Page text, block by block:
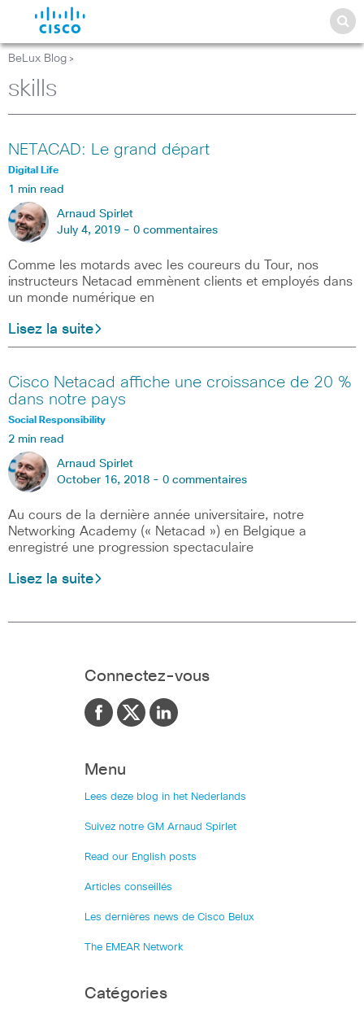
BeLux Blog >
skills
NETACAD: Le grand départ
Digital Life
1 min read
Arnaud Spirlet
July 4, 2019 - 0 commentaires
Comme les motards avec les coureurs du Tour, nos
instructeurs Netacad emmènent clients et employés dans
un monde numérique en
Lisez la suite
Cisco Netacad affiche une croissance de 20 %
dans notre pays
Social Responsibility
2 min read
Arnaud Spirlet
October 16, 2018 - 0 commentaires
Au cours de la dernière année universitaire, notre
Networking Academy (« Netacad ») en Belgique a
enregistré une progression spectaculaire
Lisez la suite
Connectez-vous
Menu
Lees deze blog in het Nederlands
Suivez notre GM Arnaud Spirlet
Read our English posts
Articles conseillés
Les dernières news de Cisco Belux
The EMEAR Network
Catégories